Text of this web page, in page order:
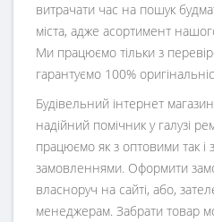
витрачати час на пошук
міста, адже асортимент
Ми працюємо тільки з
гарантуємо 100%
Будівельний інтернет магазин
надійний помічник у галузі
працюємо як з оптовими так і
замовленнями. Оформити
власноруч на сайті, або,
менеджерам. Забрати товар